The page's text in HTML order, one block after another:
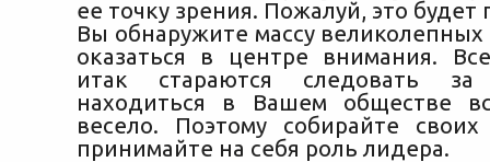
ее точку зрения. Пожалуй, это будет
Вы обнаружите массу
оказаться в центре внимания.
итак стараются следовать
находиться в Вашем обществе
весело. Поэтому собирайте
принимайте на себя роль лидера.